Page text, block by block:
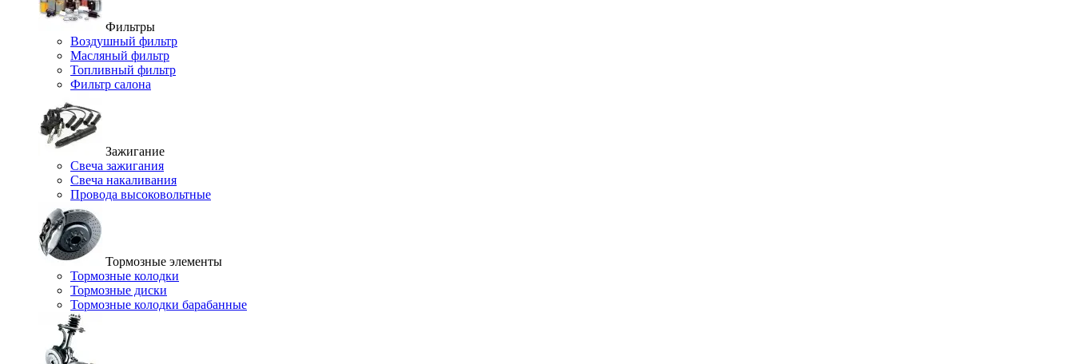
Фильтры
Воздушный фильтр
Масляный фильтр
Топливный фильтр
Фильтр салона
Зажигание
Свеча зажигания
Свеча накаливания
Провода высоковольтные
Тормозные элементы
Тормозные колодки
Тормозные диски
Тормозные колодки барабанные